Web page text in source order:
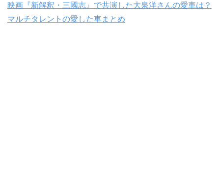
映画『新解釈・三國志』で共演した大泉洋さんの愛車は？
マルチタレントの愛した車まとめ